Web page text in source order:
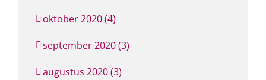
oktober 2020 (4)
september 2020 (3)
augustus 2020 (3)